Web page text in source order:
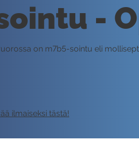
-
on m7b5-sointu eli
ilmaiseksi tästä!